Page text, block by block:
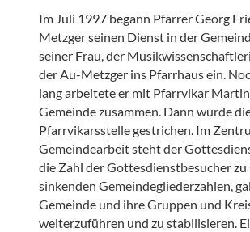
Im Juli 1997 begann Pfarrer Georg
Metzger seinen Dienst in der
seiner Frau, der
der Au-Metzger ins Pfarrhaus ein.
lang arbeitete er mit Pfarrvikar
Gemeinde zusammen. Dann wurde
Pfarrvikarsstelle gestrichen. Im
Gemeindearbeit steht der
die Zahl der Gottesdienstbesucher zu
sinkenden Gemeindegliederzahlen,
Gemeinde und ihre Gruppen und
weiterzuführen und zu stabilisieren.